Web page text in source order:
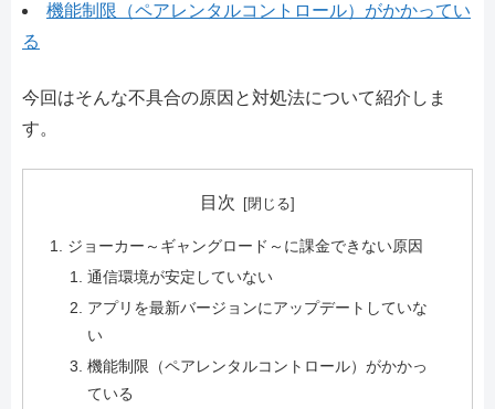
機能制限（ペアレンタルコントロール）がかかってい
る
今回はそんな不具合の原因と対処法について紹介しま
す。
目次
ジョーカー～ギャングロード～に課金できない原因
通信環境が安定していない
アプリを最新バージョンにアップデートしていな
い
機能制限（ペアレンタルコントロール）がかかっ
ている